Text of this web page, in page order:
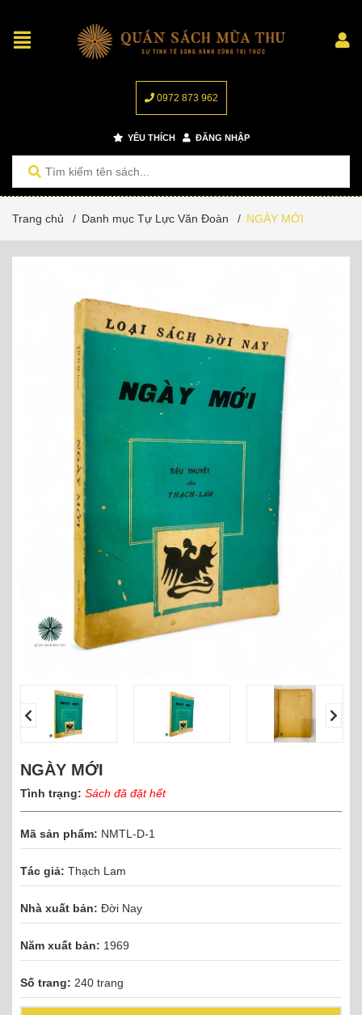
0972 873 962
YÊU THÍCH ĐĂNG NHẬP
Trang chủ / Danh mục Tự Lực Văn Đoàn / NGÀY MỚI
NGÀY MỚI
Tình trạng: Sách đã đặt hết
Mã sản phẩm: NMTL-D-1
Tác giả: Thạch Lam
Nhà xuất bản: Đời Nay
Năm xuất bản: 1969
Số trang: 240 trang